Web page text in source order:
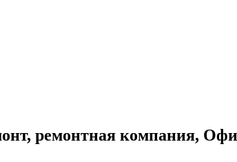
ремонтная компания,